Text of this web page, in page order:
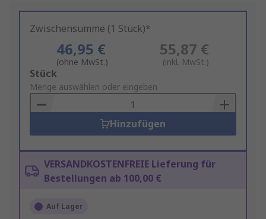
Zwischensumme (1 Stück)*
46,95 €
(ohne MwSt.)
55,87 €
(inkl. MwSt.)
Add
to
Basket
Stück
Menge auswählen oder eingeben
Hinzufügen
VERSANDKOSTENFREIE Lieferung für
Bestellungen ab 100,00 €
Auf Lager